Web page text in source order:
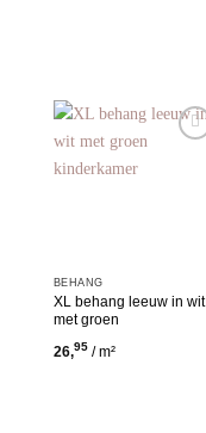
BEHANG
XL behang leeuw in wit
met groen
26,95 / m²